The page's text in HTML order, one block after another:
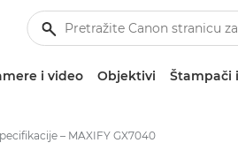
i video Objektivi Štampači
– MAXIFY GX7040